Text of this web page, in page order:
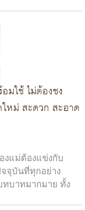
มใช้ ไม่ต้องชง
หม่ สะดวก สะอาด
งแม่ต้องแข่งกับ
จจุบันที่ทุกอย่าง
ทบาทมากมาย ทั้ง